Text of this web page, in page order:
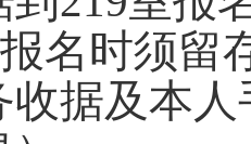
名时须留
收据及本